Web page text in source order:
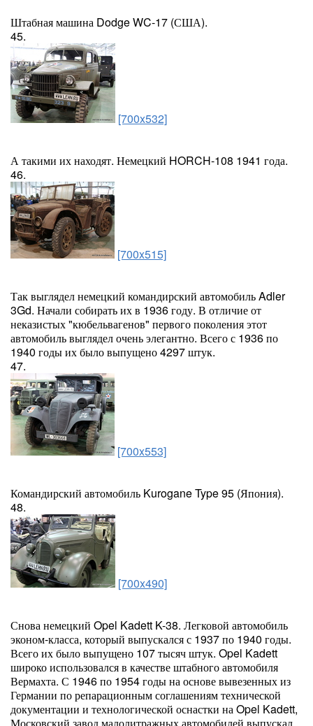
Штабная машина Dodge WC-17 (США).
45.
[700x532]
А такими их находят. Немецкий HORCH-108 1941 года.
46.
[700x515]
Так выглядел немецкий командирский автомобиль Adler
3Gd. Начали собирать их в 1936 году. В отличие от
неказистых "кюбельвагенов" первого поколения этот
автомобиль выглядел очень элегантно. Всего с 1936 по
1940 годы их было выпущено 4297 штук.
47.
[700x553]
Командирский автомобиль Kurogane Type 95 (Япония).
48.
[700x490]
Снова немецкий Opel Kadett K-38. Легковой автомобиль
эконом-класса, который выпускался с 1937 по 1940 годы.
Всего их было выпущено 107 тысяч штук. Opel Kadett
широко использовался в качестве штабного автомобиля
Вермахта. С 1946 по 1954 годы на основе вывезенных из
Германии по репарационным соглашениям технической
документации и технологической оснастки на Opel Kadett,